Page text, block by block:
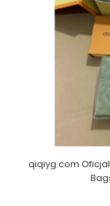
qiqiyg.com